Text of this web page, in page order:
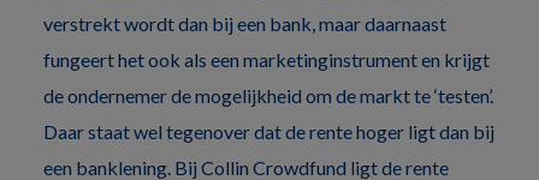
verstrekt wordt dan bij een bank, maar daarnaast
fungeert het ook als een marketinginstrument en krijgt
de ondernemer de mogelijkheid om de markt te ‘testen’.
Daar staat wel tegenover dat de rente hoger ligt dan bij
een banklening. Bij Collin Crowdfund ligt de rente